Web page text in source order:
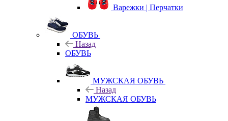
Варежки | Перчатки
ОБУВЬ
Назад
ОБУВЬ
МУЖСКАЯ ОБУВЬ
Назад
МУЖСКАЯ ОБУВЬ